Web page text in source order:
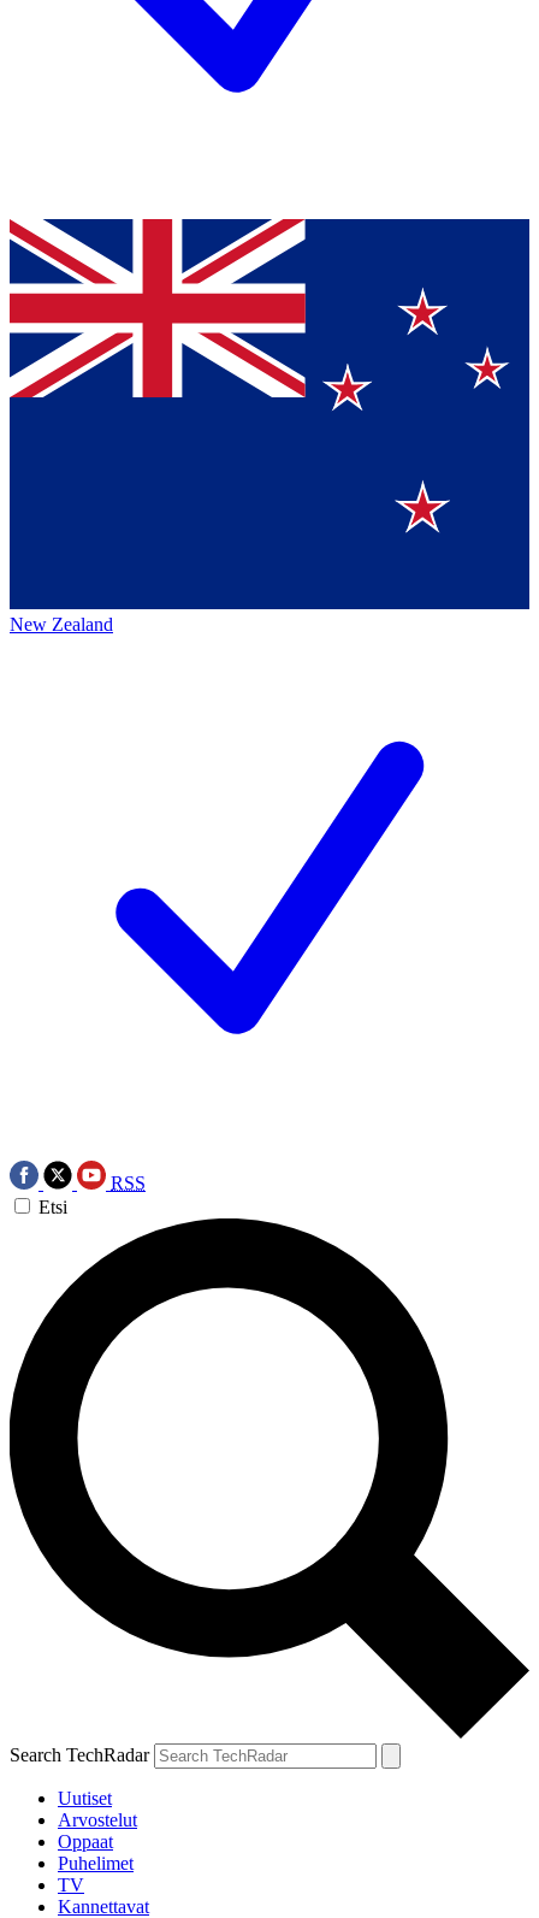
New Zealand
RSS
Etsi
Search TechRadar
Uutiset
Arvostelut
Oppaat
Puhelimet
TV
Kannettavat